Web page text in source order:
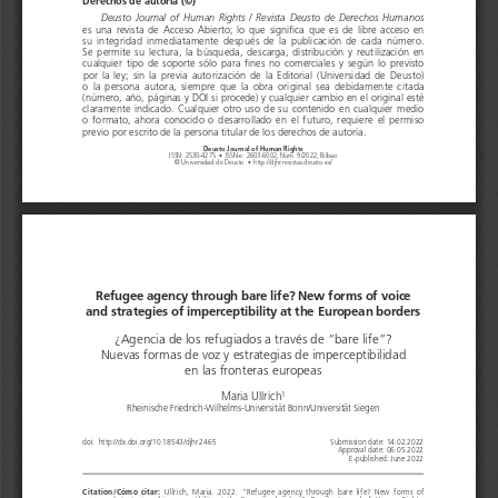
Deusto Journal of Human Rights
ISSN: 2530-4275
  •
ISSN-e: 2603-6002, Núm. 9/2022, Bilbao
©
Universidad de  Deusto  •  http://djhr.revistas.deusto.es/
Deusto  Journal  of  Human  Rights  /  Revista  Deusto  de  Derechos  Humanos
es   una revista de   Acceso Abierto; lo   que significa que es   de   libre
acceso en
su   integridad inmediatamente después de   la   publicación de   cada número.
Se   permite su   lectura, la   búsqueda, descarga, distribución y  reutilización en
cualquier tipo  de   soporte sólo   para    fines no    comerciales y según lo  previsto
por    la   ley;    sin    la   previa
autorización de   la   Editorial (Universidad de   Deusto)
o  la   persona
  autora,
  siempre
  que    la   obra
  original
  sea    debidamente
  citada
(número, año, páginas y  DOI    si  procede) y  cualquier cambio en   el   original
esté
claramente indicado. Cualquier otro uso    de   su   contenido en   cualquier medio
o  formato, ahora conocido o  desarrollado en   el   futuro, requiere el   permiso
previo por escrito de la persona titular de los derechos de autoría.
Refugee agency through bare life? New forms of voice
and strategies of imperceptibility at the European borders
¿Agencia de los refugiados a través de “bare life”?
Nuevas formas de voz y estrategias de imperceptibilidad
en las fronteras europeas
Maria Ullrich1
Rheinische Friedrich-Wilhelms-Universität Bonn/Universität Siegen
doi:  http://dx.doi.org/10.18543/djhr.2465
Submission date: 14.02.2022
Approval date: 06.05.2022
E-published: June 2022
Citation/Cómo  citar:
  Ullrich,
Maria. 2022. “Refugee agency through bare life?    New forms of